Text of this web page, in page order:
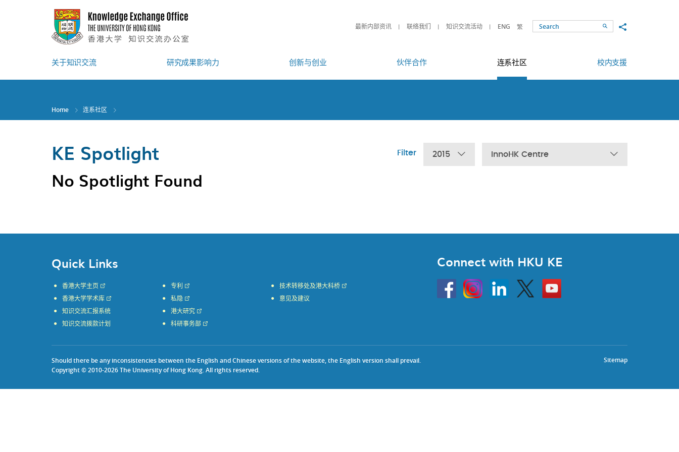
最新内部资讯 联络我们 知识交流活动 ENG 繁 SearchShare to
关于知识交流 研究成果影响力 创新与创业 伙伴合作 连系社区 校内支援
Home 连系社区
KE Spotlight Filter 2015 InnoHK Centre
No Spotlight Found
Quick Links
香港大学主页
香港大学学术库
知识交流汇报系统
知识交流拨款计划
专利
私隐
港大研究
科研事务部
技术转移处及港大科桥
意见及建议
Connect with HKU KE
HKU
InstagramLinkedin Twitter
Go
to
HKU
Sitemap
Should there be any inconsistencies between the English and Chinese versions of the website, the English version shall prevail.
Copyright © 2010-2026 The University of Hong Kong. All rights reserved.